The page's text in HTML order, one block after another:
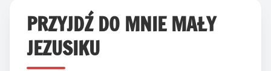
PRZYJDŹ DO MNIE MAŁY
JEZUSIKU